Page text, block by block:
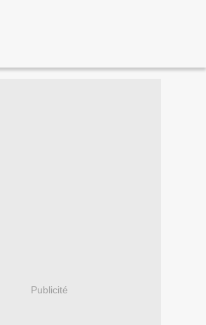
Publicité